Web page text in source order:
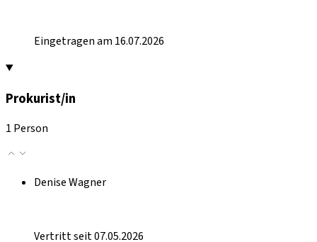
Eingetragen am 16.07.2026
Prokurist/in
1 Person
Denise Wagner
Vertritt seit 07.05.2026